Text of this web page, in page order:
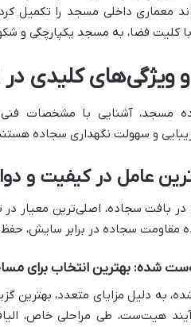
معماری داخلی مسجد را تکمیل
کلیت فضا، به مسجد یکپارچگی و
کلیدی
مسجد، آشنایی با مشخصات
زیبایی و سهولت نگهداری سجاده
عامل در کیفیت و
بافت سجاده، اصلی‌ترین معیار
مقاومت سجاده در برابر سایش،
به دلیل مزایای متعدد، بهترین
هیت‌ست، طی مراحلی خاص،